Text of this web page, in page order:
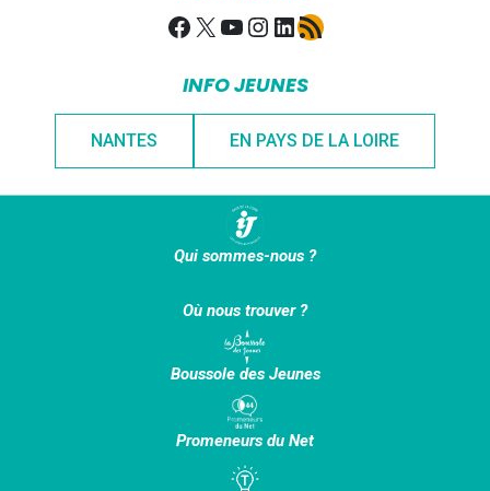
Facebook
X YouTube
Instagram
LinkedIn
Flux RSS
INFO JEUNES
NANTES EN PAYS DE LA LOIRE
Qui sommes-nous ?
Où nous trouver ?
Boussole des Jeunes
Promeneurs du Net